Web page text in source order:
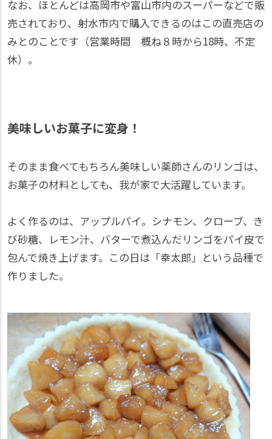
なお、ほとんどは高岡市や富山市内のスーパーなどで販
売されており、射水市内で購入できるのはこの直売店の
みとのことです（営業時間 概ね８時から18時、不定
休）。
美味しいお菓子に変身！
そのまま食べてもちろん美味しい薬師さんのリンゴは、
お菓子の材料としても、我が家で大活躍しています。
よく作るのは、アップルパイ。シナモン、クローブ、き
び砂糖、レモン汁、バターで煮込んだリンゴをパイ皮で
包んで焼き上げます。この日は「幸太郎」という品種で
作りました。